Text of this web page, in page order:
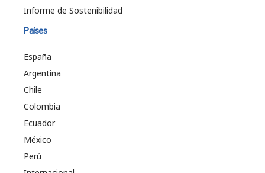
Informe de Sostenibilidad
Países
España
Argentina
Chile
Colombia
Ecuador
México
Perú